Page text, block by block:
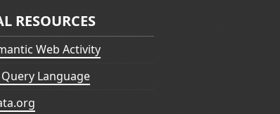
RESOURCES
Web Activity
Query Language